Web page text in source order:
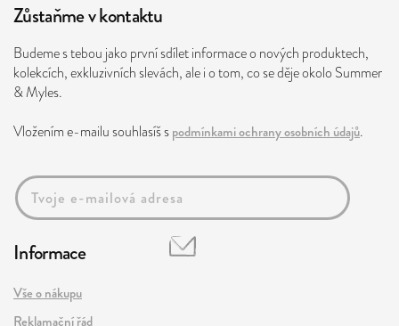
Zůstaňme v kontaktu
Budeme s tebou jako první sdílet informace o nových produktech,
kolekcích, exkluzivních slevách, ale i o tom, co se děje okolo Summer
& Myles.
Vložením e-mailu souhlasíš spodmínkami ochrany osobních údajů.
Informace
Vše o nákupu
Reklamační řád